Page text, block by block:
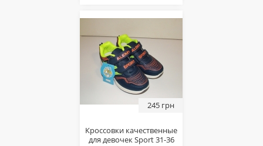
245 грн
Кроссовки качественные
для девочек Sport 31-36